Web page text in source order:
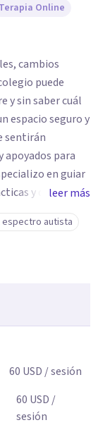
Terapia Online
cambios
puede
y sin saber cuál
espacio seguro y
sentirán
apoyados para
y dinámicas
de lado las
trabajar se
detrás del
la
la
así como a
listo
familiar
a
leer más
autista
60 USD / sesión
60 USD /
sesión